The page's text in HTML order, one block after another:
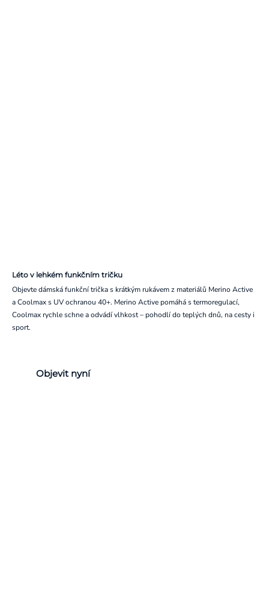
Léto v lehkém funkčním tričku
Objevte dámská funkční trička s krátkým rukávem z materiálů Merino Active
a Coolmax s UV ochranou 40+. Merino Active pomáhá s termoregulací,
Coolmax rychle schne a odvádí vlhkost – pohodlí do teplých dnů, na cesty i
sport.
Objevit nyní